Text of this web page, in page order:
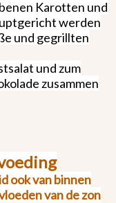
Karotten und
werden
und gegrillten
und zum
zusammen
ook van binnen
van de zon